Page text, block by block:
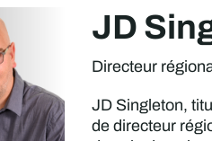
JD
Directeur
JD Singleton,
de directeur